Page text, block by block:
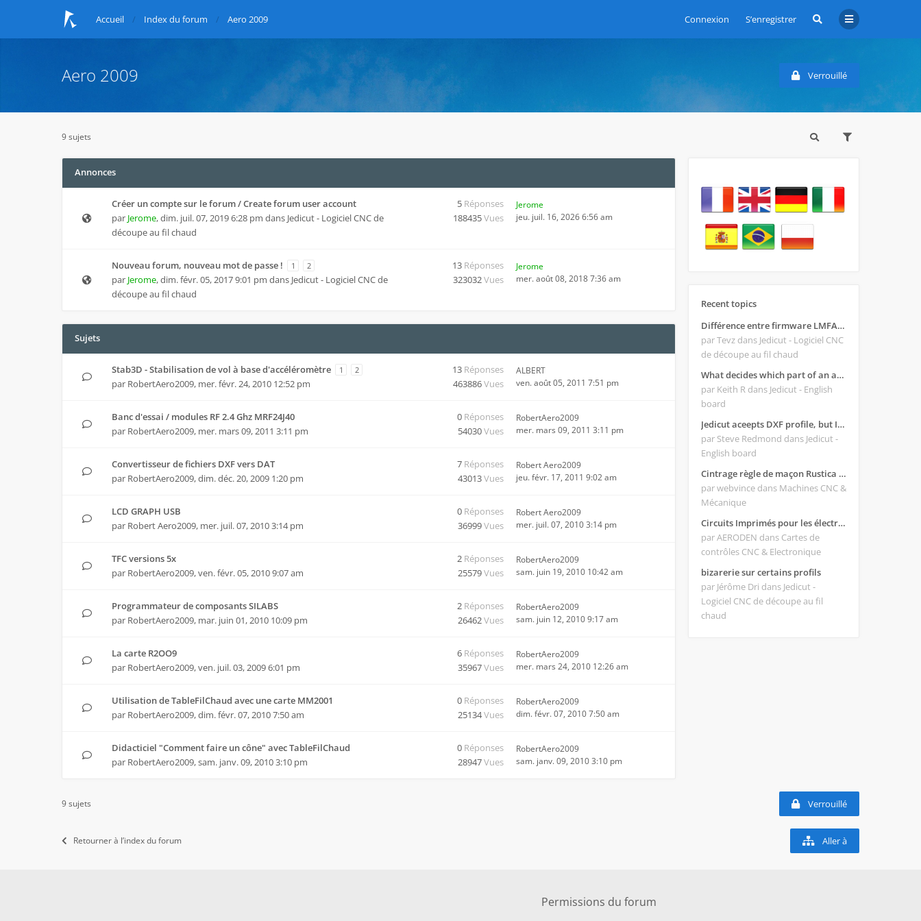
Connexion S’enregistrer
Accueil Index du forum Aero 2009
Aero 2009 Verrouillé
9 sujets
Annonces
Créer un compte sur le forum / Create forum user account
par Jerome,dim. juil. 07, 2019 6:28 pm dans Jedicut - Logiciel CNC de
découpe au fil chaud
5 Réponses
188435Vues
Jerome
jeu. juil. 16, 2026 6:56 am
Nouveau forum, nouveau mot de passe ! 1 2
par Jerome,dim. févr. 05, 2017 9:01 pm dans Jedicut - Logiciel CNC de
découpe au fil chaud
13 Réponses
323032Vues
Jerome
mer. août 08, 2018 7:36 am
Sujets
Stab3D - Stabilisation de vol à base d'accéléromètre 1 2
par RobertAero2009, mer. févr. 24, 2010 12:52 pm
13 Réponses
463886Vues
ALBERT
ven. août 05, 2011 7:51 pm
Banc d'essai / modules RF 2.4 Ghz MRF24J40
par RobertAero2009, mer. mars 09, 2011 3:11 pm
0 Réponses
54030Vues
RobertAero2009
mer. mars 09, 2011 3:11 pm
Convertisseur de fichiers DXF vers DAT
par RobertAero2009,dim. déc. 20, 2009 1:20 pm
7 Réponses
43013Vues
Robert Aero2009
jeu. févr. 17, 2011 9:02 am
LCD GRAPH USB
par Robert Aero2009, mer. juil. 07, 2010 3:14 pm
0 Réponses
36999Vues
Robert Aero2009
mer. juil. 07, 2010 3:14 pm
TFC versions 5x
par RobertAero2009,ven. févr. 05, 2010 9:07 am
2 Réponses
25579Vues
RobertAero2009
sam. juin 19, 2010 10:42 am
Programmateur de composants SILABS
par RobertAero2009, mar. juin 01, 2010 10:09 pm
2 Réponses
26462Vues
RobertAero2009
sam. juin 12, 2010 9:17 am
La carte R2OO9
par RobertAero2009,ven. juil. 03, 2009 6:01 pm
6 Réponses
35967Vues
RobertAero2009
mer. mars 24, 2010 12:26 am
Utilisation de TableFilChaud avec une carte MM2001
par RobertAero2009,dim. févr. 07, 2010 7:50 am
0 Réponses
25134Vues
RobertAero2009
dim. févr. 07, 2010 7:50 am
Didacticiel "Comment faire un cône" avec TableFilChaud
par RobertAero2009,sam. janv. 09, 2010 3:10 pm
0 Réponses
28947Vues
RobertAero2009
sam. janv. 09, 2010 3:10 pm
Recent topics
Différence entre firmware LMFAO_V4_8_0 et du GRBL
par Tevz dans Jedicut - Logiciel CNC
de découpe au fil chaud
What decides which part of an airfoil is the extrado and intrado?
par Keith R dans Jedicut - English
board
Jedicut aceepts DXF profile, but It won't cut (Icons grayed out)
par Steve Redmond dans Jedicut -
English board
Cintrage règle de maçon Rustica 2018C
par webvince dans Machines CNC &
Mécanique
Circuits Imprimés pour les électroniques:
par AERODEN dans Cartes de
contrôles CNC & Electronique
bizarerie sur certains profils
par Jérôme Dri dans Jedicut -
Logiciel CNC de découpe au fil
chaud
Verrouillé
9 sujets
Retourner à l’index du forum Aller à
Permissions du forum